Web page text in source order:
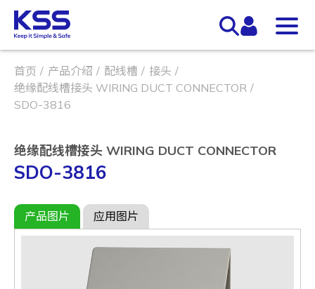
首页 产品介绍 配线槽
接头
绝缘配线槽接头 WIRING DUCT CONNECTOR
SDO-3816
绝缘配线槽接头 WIRING DUCT CONNECTOR
SDO-3816
产品图片 应用图片